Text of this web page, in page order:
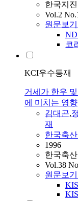
한국지
Vol.2
원문보기
코
KCI우수등재
거세가 한우
에 미치는 영향
김대곤,
재
한국축산
1996
한국축산
Vol.38
원문보기